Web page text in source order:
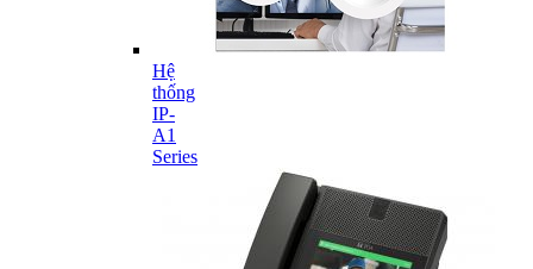
Hệ
thống
IP-
A1
Series